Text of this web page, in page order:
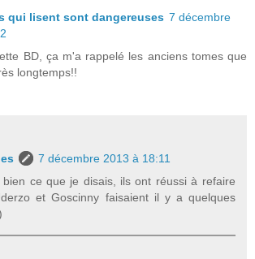
qui lisent sont dangereuses 7 décembre
BD, ça m'a rappelé les anciens tomes que
longtemps!!
7 décembre 2013 à 18:11
bien ce que je disais, ils ont réussi à refaire
et Goscinny faisaient il y a quelques